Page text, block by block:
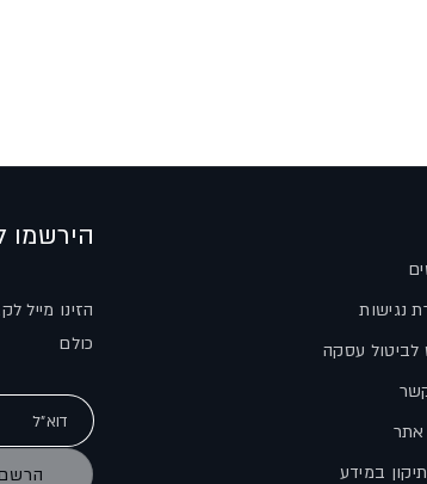
נגישות
לביטול עסקה
במידע
הירשמו
הזינו מייל
כולם
דוא"ל